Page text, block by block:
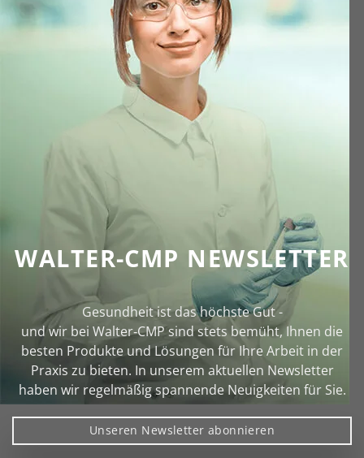
WALTER-CMP NEWSLETTER
Gesundheit ist das höchste Gut -
und wir bei Walter‑CMP sind stets bemüht, Ihnen die
besten Produkte und Lösungen für Ihre Arbeit in der
Praxis zu bieten. In unserem aktuellen Newsletter
haben wir regelmäßig spannende Neuigkeiten für Sie.
Unseren Newsletter abonnieren